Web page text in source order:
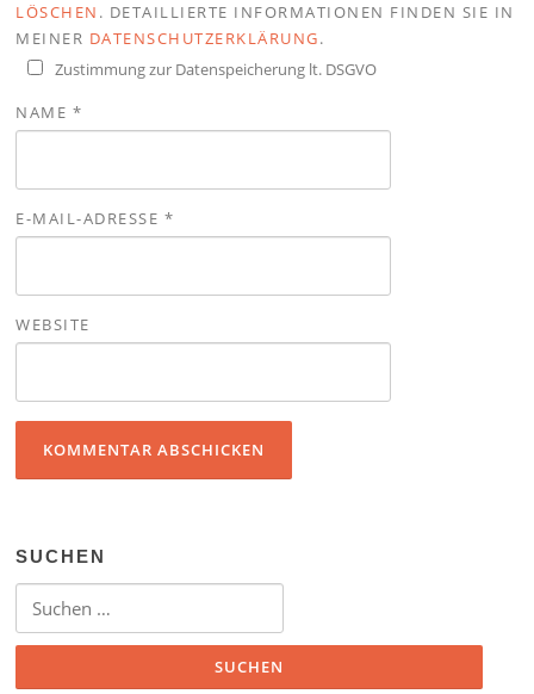
LÖSCHEN . DETAILLIERTE INFORMATIONEN FINDEN SIE IN
MEINER DATENSCHUTZERKLÄRUNG.
Zustimmung zur Datenspeicherung lt. DSGVO
NAME *
E-MAIL-ADRESSE *
WEBSITE
SUCHEN
Suchen nach: